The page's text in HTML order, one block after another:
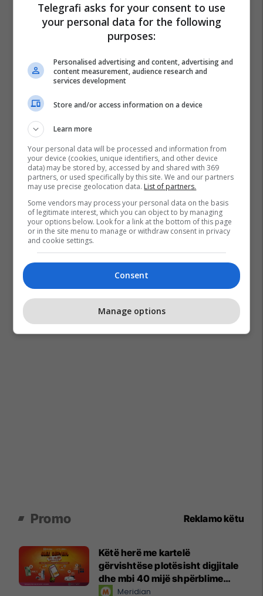
Laura Dern
Promo Reklamo këtu
Këtë herë me kartelë
gërvishtëse plotësisht digjitale
dhe mbi 40 mijë shpërblime
instant!Meridian
Telegrafi asks for your consent to use
your personal data for the following
purposes:
Personalised advertising and content, advertising and
content measurement, audience research and
services development
Store and/or access information on a device
Learn more
Your personal data will be processed and information from
your device (cookies, unique identifiers, and other device
data) may be stored by, accessed by and shared with 369
partners, or used specifically by this site. We and our partners
may use precise geolocation data. List of partners.
Some vendors may process your personal data on the basis
of legitimate interest, which you can object to by managing
your options below. Look for a link at the bottom of this page
or in the site menu to manage or withdraw consent in privacy
and cookie settings.
Consent
Manage options